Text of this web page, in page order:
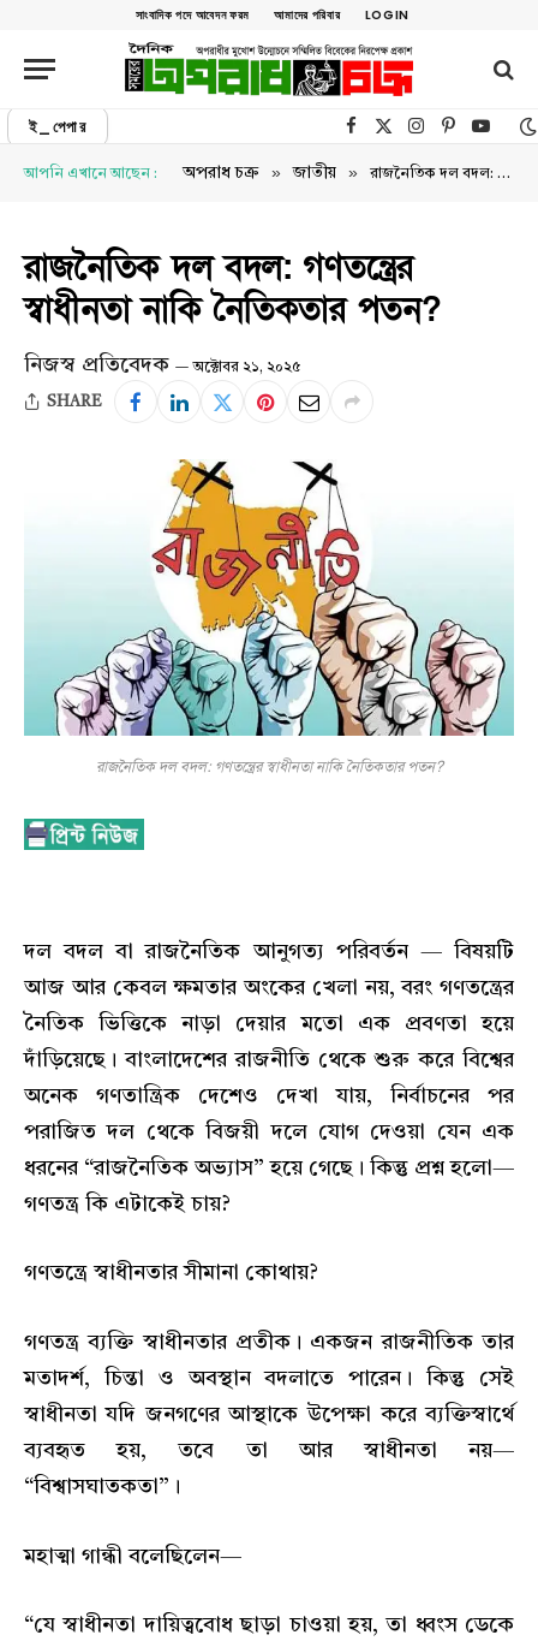
সাংবাদিক পদে আবেদন ফরম আমাদের পরিবার LOGIN
ই_পেপার Facebook
X (Twitter)Instagram
Pinterest
আপনি এখানে আছেন : অপরাধ চক্র » জাতীয় » রাজনৈতিক দল বদল: গণতন্ত্রের স্বাধীনতা নাকি নৈতিকতার পতন?
রাজনৈতিক দল বদল: গণতন্ত্রের
স্বাধীনতা নাকি নৈতিকতার পতন?
নিজস্ব প্রতিবেদক অক্টোবর ২১, ২০২৫
SHARE
রাজনৈতিক দল বদল: গণতন্ত্রের স্বাধীনতা নাকি নৈতিকতার পতন?
দল বদল বা রাজনৈতিক আনুগত্য পরিবর্তন — বিষয়টি
আজ আর কেবল ক্ষমতার অংকের খেলা নয়, বরং গণতন্ত্রের
নৈতিক ভিত্তিকে নাড়া দেয়ার মতো এক প্রবণতা হয়ে
দাঁড়িয়েছে। বাংলাদেশের রাজনীতি থেকে শুরু করে বিশ্বের
অনেক গণতান্ত্রিক দেশেও দেখা যায়, নির্বাচনের পর
পরাজিত দল থেকে বিজয়ী দলে যোগ দেওয়া যেন এক
ধরনের “রাজনৈতিক অভ্যাস” হয়ে গেছে। কিন্তু প্রশ্ন হলো—
গণতন্ত্র কি এটাকেই চায়?
গণতন্ত্রে স্বাধীনতার সীমানা কোথায়?
গণতন্ত্র ব্যক্তি স্বাধীনতার প্রতীক। একজন রাজনীতিক তার
মতাদর্শ, চিন্তা ও অবস্থান বদলাতে পারেন। কিন্তু সেই
স্বাধীনতা যদি জনগণের আস্থাকে উপেক্ষা করে ব্যক্তিস্বার্থে
ব্যবহৃত হয়, তবে তা আর স্বাধীনতা নয়—
“বিশ্বাসঘাতকতা”।
মহাত্মা গান্ধী বলেছিলেন—
“যে স্বাধীনতা দায়িত্ববোধ ছাড়া চাওয়া হয়, তা ধ্বংস ডেকে